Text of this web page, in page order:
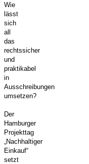
Wie
lässt
sich
all
das
rechtssicher
und
praktikabel
in
Ausschreibungen
umsetzen?
Der
Hamburger
Projekttag
„Nachhaltiger
Einkauf“
setzt